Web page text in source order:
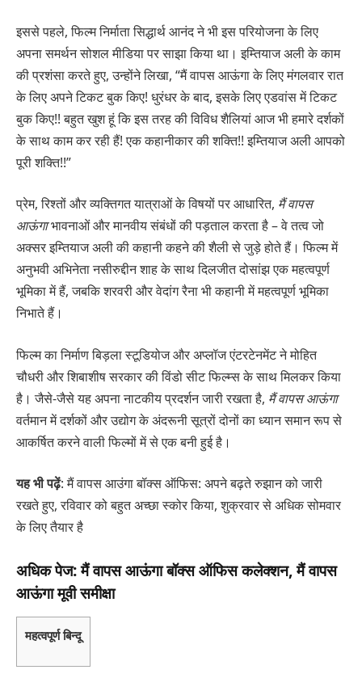
इससे पहले, फिल्म निर्माता सिद्धार्थ आनंद ने भी इस परियोजना के लिए
अपना समर्थन सोशल मीडिया पर साझा किया था। इम्तियाज अली के काम
की प्रशंसा करते हुए, उन्होंने लिखा, “मैं वापस आऊंगा के लिए मंगलवार रात
के लिए अपने टिकट बुक किए! धुरंधर के बाद, इसके लिए एडवांस में टिकट
बुक किए!! बहुत खुश हूं कि इस तरह की विविध शैलियां आज भी हमारे दर्शकों
के साथ काम कर रही हैं! एक कहानीकार की शक्ति!! इम्तियाज अली आपको
पूरी शक्ति!!”
प्रेम, रिश्तों और व्यक्तिगत यात्राओं के विषयों पर आधारित, मैं वापस
आऊंगाभावनाओं और मानवीय संबंधों की पड़ताल करता है – वे तत्व जो
अक्सर इम्तियाज अली की कहानी कहने की शैली से जुड़े होते हैं। फिल्म में
अनुभवी अभिनेता नसीरुद्दीन शाह के साथ दिलजीत दोसांझ एक महत्वपूर्ण
भूमिका में हैं, जबकि शरवरी और वेदांग रैना भी कहानी में महत्वपूर्ण भूमिका
निभाते हैं।
फिल्म का निर्माण बिड़ला स्टूडियोज और अप्लॉज एंटरटेनमेंट ने मोहित
चौधरी और शिबाशीष सरकार की विंडो सीट फिल्म्स के साथ मिलकर किया
है। जैसे-जैसे यह अपना नाटकीय प्रदर्शन जारी रखता है, मैं वापस आऊंगा
वर्तमान में दर्शकों और उद्योग के अंदरूनी सूत्रों दोनों का ध्यान समान रूप से
आकर्षित करने वाली फिल्मों में से एक बनी हुई है।
यह भी पढ़ें: मैं वापस आउंगा बॉक्स ऑफिस: अपने बढ़ते रुझान को जारी
रखते हुए, रविवार को बहुत अच्छा स्कोर किया, शुक्रवार से अधिक सोमवार
के लिए तैयार है
अधिक पेज: मैं वापस आऊंगा बॉक्स ऑफिस कलेक्शन, मैं वापस
आऊंगा मूवी समीक्षा
महत्वपूर्ण बिन्दू